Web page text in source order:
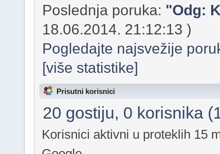
Poslednja poruka: "Odg:
18.06.2014. 21:12:13 )
Pogledajte najsvežije
[više statistike]
Prisutni korisnici
20 gostiju, 0 korisnika
Korisnici aktivni u proteklih 15